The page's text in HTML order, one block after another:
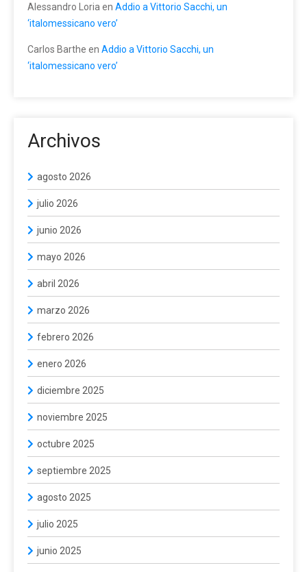
Alessandro Loria en Addio a Vittorio Sacchi, un
‘italomessicano vero’
Carlos Barthe en Addio a Vittorio Sacchi, un
‘italomessicano vero’
Archivos
agosto 2026
julio 2026
junio 2026
mayo 2026
abril 2026
marzo 2026
febrero 2026
enero 2026
diciembre 2025
noviembre 2025
octubre 2025
septiembre 2025
agosto 2025
julio 2025
junio 2025